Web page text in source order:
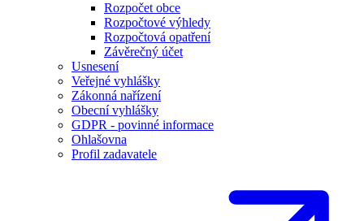
Rozpočet obce
Rozpočtové výhledy
Rozpočtová opatření
Závěrečný účet
Usnesení
Veřejné vyhlášky
Zákonná nařízení
Obecní vyhlášky
GDPR - povinné informace
Ohlašovna
Profil zadavatele